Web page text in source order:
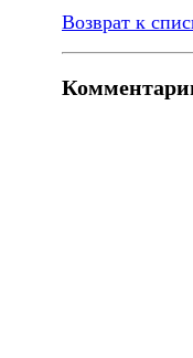
Возврат к